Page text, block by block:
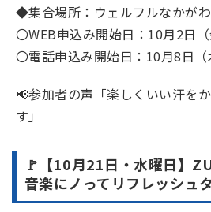
◆集合場所：ウェルフルなかがわ
〇WEB申込み開始日：10月2日（
〇電話申込み開始日：10月8日（
📢参加者の声「楽しくいい汗を
す」
🚩【10月21日・水曜日】
音楽にノってリフレッシュ